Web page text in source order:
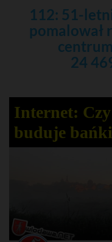
112: 51-
pomalował
24
Internet: Czy
buduje